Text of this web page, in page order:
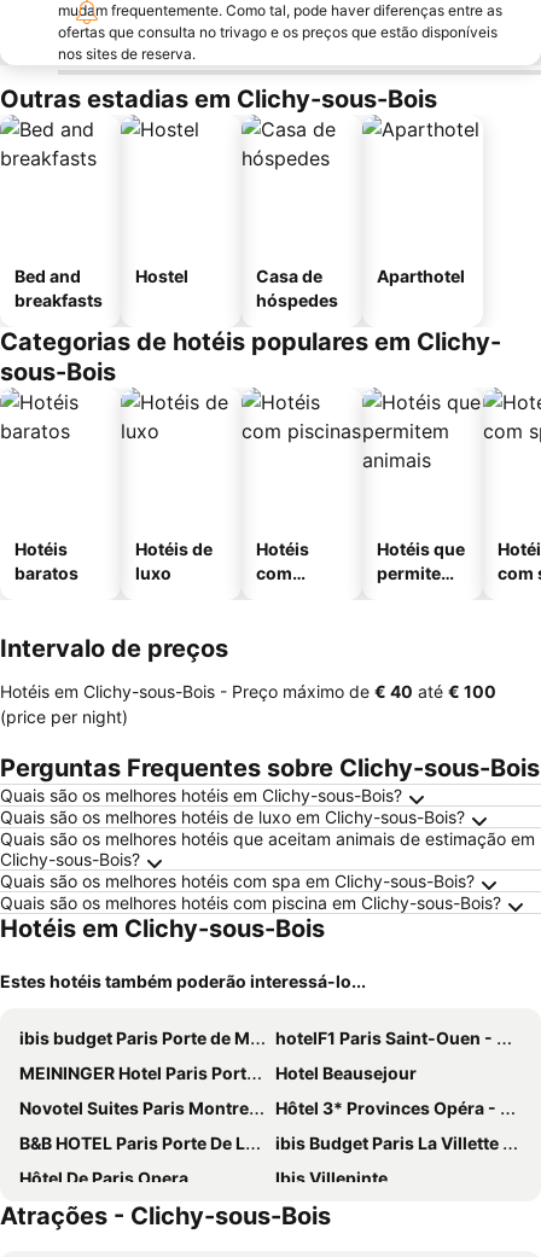
mudam frequentemente. Como tal, pode haver diferenças entre as
ofertas que consulta no trivago e os preços que estão disponíveis
nos sites de reserva.
Outras estadias em Clichy-sous-Bois
Bed and
breakfasts
Hostel
Casa de
hóspedes
Aparthotel
Categorias de hotéis populares em Clichy-
sous-Bois
Hotéis
baratos
Hotéis de
luxo
Hotéis
com
Hotéis que
permitem
com
Intervalo de preços
Hotéis em Clichy-sous-Bois - Preço máximo de ‎€ 40 até ‎€ 100
(price per night)
Perguntas Frequentes sobre Clichy-sous-Bois
Quais são os melhores hotéis em Clichy-sous-Bois?
Quais são os melhores hotéis de luxo em Clichy-sous-Bois?
Quais são os melhores hotéis que aceitam animais de estimação em
Clichy-sous-Bois?
Quais são os melhores hotéis com spa em Clichy-sous-Bois?
Quais são os melhores hotéis com piscina em Clichy-sous-Bois?
Hotéis em Clichy-sous-Bois
Estes hotéis também poderão interessá-lo...
ibis budget Paris Porte de Montmartre
hotelF1 Paris Saint-Ouen - Marché aux Puces
MEININGER Hotel Paris Porte De Vincennes
Hotel Beausejour
Novotel Suites Paris Montreuil Vincennes
Hôtel 3* Provinces Opéra - Vacances Bleues
B&B HOTEL Paris Porte De La Villette
ibis Budget Paris La Villette 19ème
Hôtel De Paris Opera
Ibis Villepinte
Grand Hotel de Paris
Hôtel Rachel
Atrações - Clichy-sous-Bois